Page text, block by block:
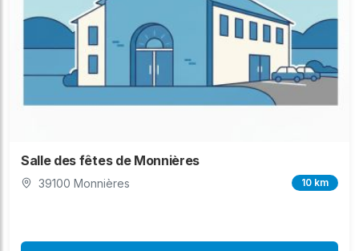
Salle des fêtes de Monnières
39100 Monnières 10 km